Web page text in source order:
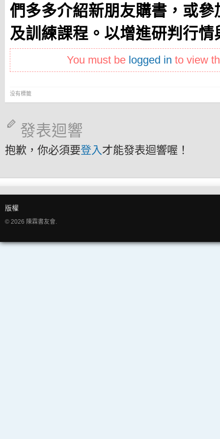
們多多介紹新朋友購書，或
及訓練課程。以增進研判行
You must be logged in to view
没有標籤
發表迴響
抱歉，你必須要登入才能發表迴響喔！
版權
© 2026 陳霖書友會.